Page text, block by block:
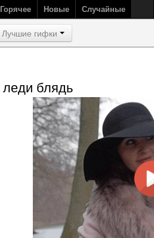
Горячее Новые Случайные
Лучшие гифки
леди блядь